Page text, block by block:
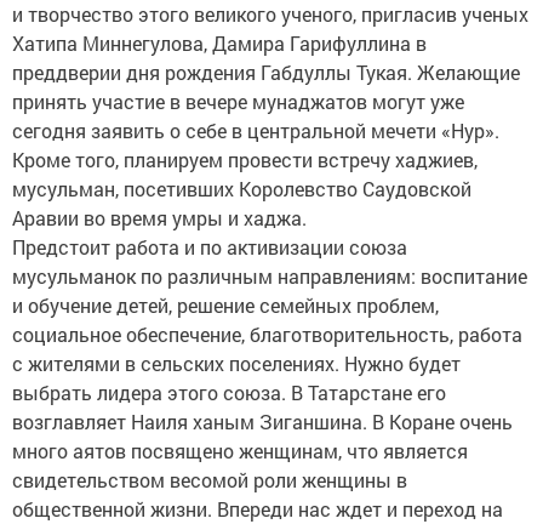
и творчество этого великого ученого, пригласив ученых
Хатипа Миннегулова, Дамира Гарифуллина в
преддверии дня рождения Габдуллы Тукая. Желающие
принять участие в вечере мунаджатов могут уже
сегодня заявить о себе в центральной мечети «Нур».
Кроме того, планируем провести встречу хаджиев,
мусульман, посетивших Королевство Саудовской
Аравии во время умры и хаджа.
Предстоит работа и по активизации союза
мусульманок по различным направлениям: воспитание
и обучение детей, решение семейных проблем,
социальное обеспечение, благотворительность, работа
с жителями в сельских поселениях. Нужно будет
выбрать лидера этого союза. В Татарстане его
возглавляет Наиля ханым Зиганшина. В Коране очень
много аятов посвящено женщинам, что является
свидетельством весомой роли женщины в
общественной жизни. Впереди нас ждет и переход на